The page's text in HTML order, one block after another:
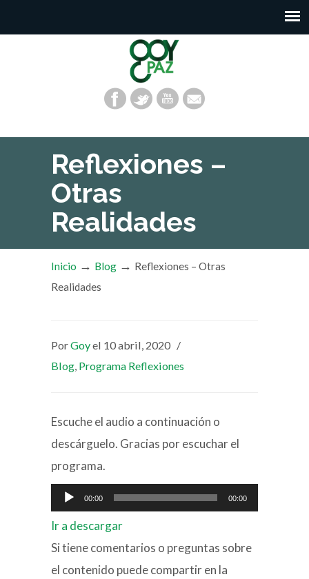
Reflexiones –
Otras
Realidades
Inicio → Blog → Reflexiones – Otras
Realidades
PorGoyel 10 abril, 2020 /
Blog, Programa Reflexiones
Escuche el audio a continuación o
descárguelo. Gracias por escuchar el
programa.
Reproductor
de
00:00 00:00
Ir a descargar
Si tiene comentarios o preguntas sobre
el contenido puede compartir en la